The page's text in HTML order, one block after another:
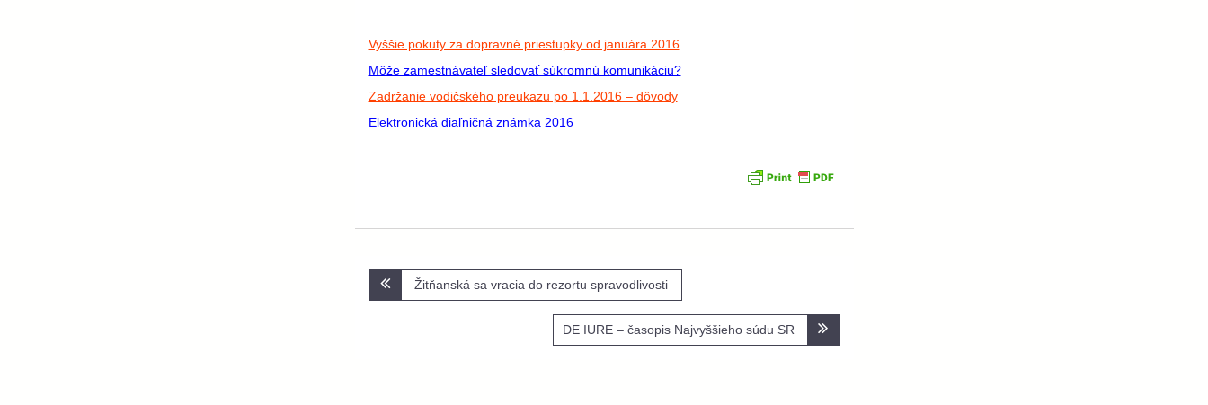
Vyššie pokuty za dopravné priestupky od januára 2016
Môže zamestnávateľ sledovať súkromnú komunikáciu?
Zadržanie vodičského preukazu po 1.1.2016 – dôvody
Elektronická diaľničná známka 2016
Navigácia
v
Žitňanská sa vracia do rezortu spravodlivosti
DE IURE – časopis Najvyššieho súdu SR